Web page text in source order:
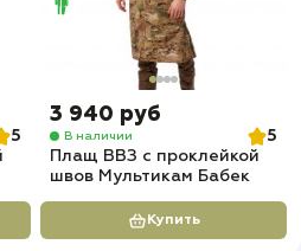
5
3 940 руб
В наличии
5
Плащ ВВЗ с проклейкой
швов Мультикам Бабек
Купить